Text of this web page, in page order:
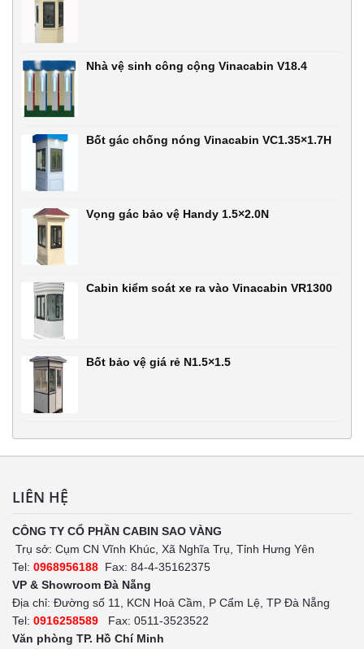
Nhà vệ sinh công cộng Vinacabin V18.4
Bốt gác chống nóng Vinacabin VC1.35×1.7H
Vọng gác bảo vệ Handy 1.5×2.0N
Cabin kiểm soát xe ra vào Vinacabin VR1300
Bốt bảo vệ giá rẻ N1.5×1.5
LIÊN HỆ
CÔNG TY CỔ PHẦN CABIN SAO VÀNG
Trụ sở: Cụm CN Vĩnh Khúc, Xã Nghĩa Trụ, Tỉnh Hưng Yên
Tel: 0968956188 Fax: 84-4-35162375
VP & Showroom Đà Nẵng
Địa chỉ: Đường số 11, KCN Hoà Cầm, P Cẩm Lệ, TP Đà Nẵng
Tel: 0916258589 Fax: 0511-3523522
Văn phòng TP. Hồ Chí Minh